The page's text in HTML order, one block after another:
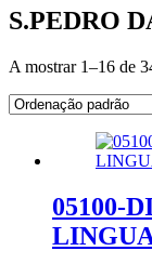
S.PEDRO
A mostrar 1–16 de
05100-